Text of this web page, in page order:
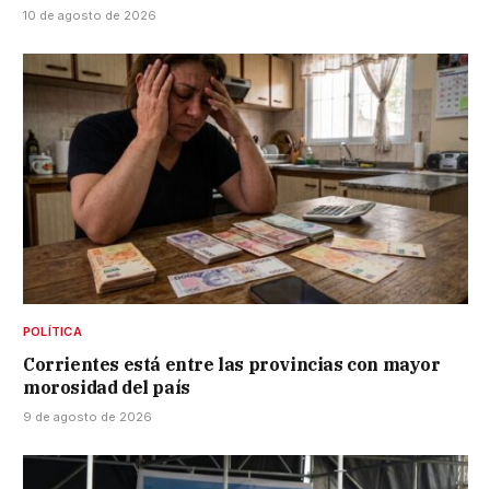
10 de agosto de 2026
POLÍTICA
Corrientes está entre las provincias con mayor
morosidad del país
9 de agosto de 2026